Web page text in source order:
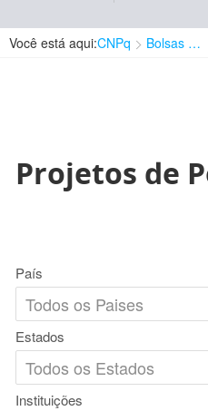
Você está aqui:CNPq Bolsas e Auxílios Vigentes
Projetos de
País
Estados
Instituições